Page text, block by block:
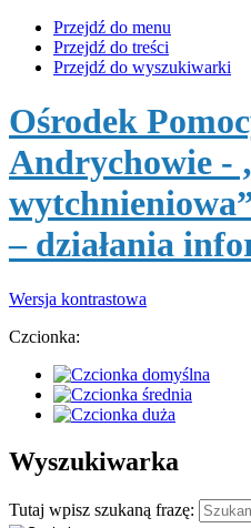
Przejdź do menu
Przejdź do treści
Przejdź do wyszukiwarki
Ośrodek
Andrychowie -
– działania
Wersja kontrastowa
Czcionka:
Wyszukiwarka
Tutaj wpisz szukaną frazę: